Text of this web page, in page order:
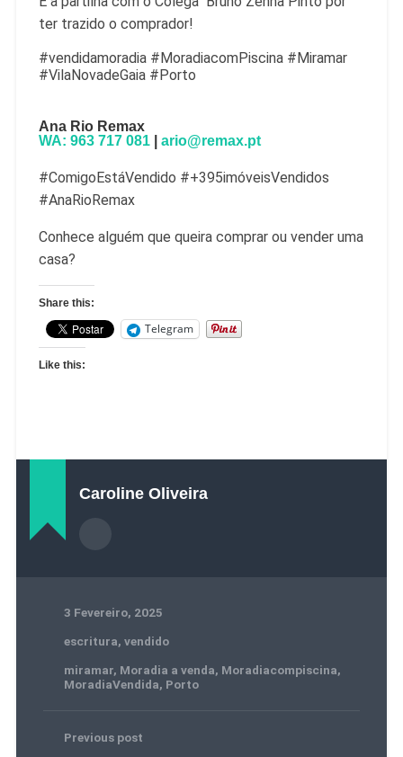
ter trazido o comprador!
#vendidamoradia #MoradiacomPiscina #Miramar
#VilaNovadeGaia #Porto
Ana Rio Remax
WA: 963 717 081| ario@remax.pt
#ComigoEstáVendido #+395imóveisVendidos
#AnaRioRemax
Conhece alguém que queira comprar ou vender uma
casa?
Share this:
Telegram
Like this:
Caroline Oliveira
3 Fevereiro, 2025
escritura, vendido
miramar, Moradia a venda, Moradiacompiscina,
MoradiaVendida, Porto
Previous post